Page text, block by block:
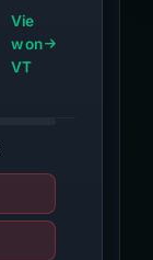
Vie
w on
VT